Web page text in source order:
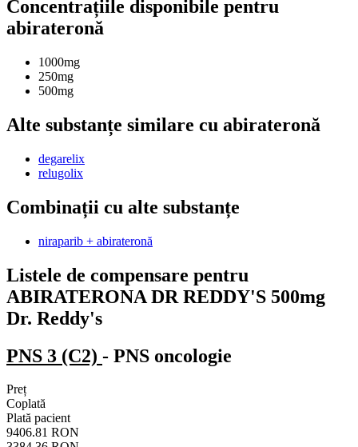
Concentrațiile disponibile pentru
abirateronă
1000mg
250mg
500mg
Alte substanțe similare cu abirateronă
degarelix
relugolix
Combinații cu alte substanțe
niraparib + abirateronă
Listele de compensare pentru
ABIRATERONA DR REDDY'S 500mg
Dr. Reddy's
PNS 3 (C2) - PNS oncologie
Preț
Coplată
Plată pacient
9406.81 RON